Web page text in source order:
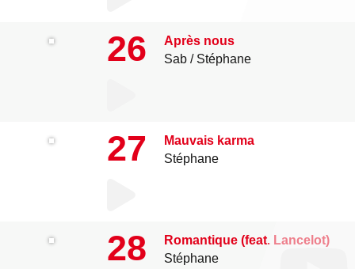
26
Après nous
Sab
Stéphane
27
Mauvais karma
Stéphane
28
Romantique (feat. Lancelot)
Stéphane